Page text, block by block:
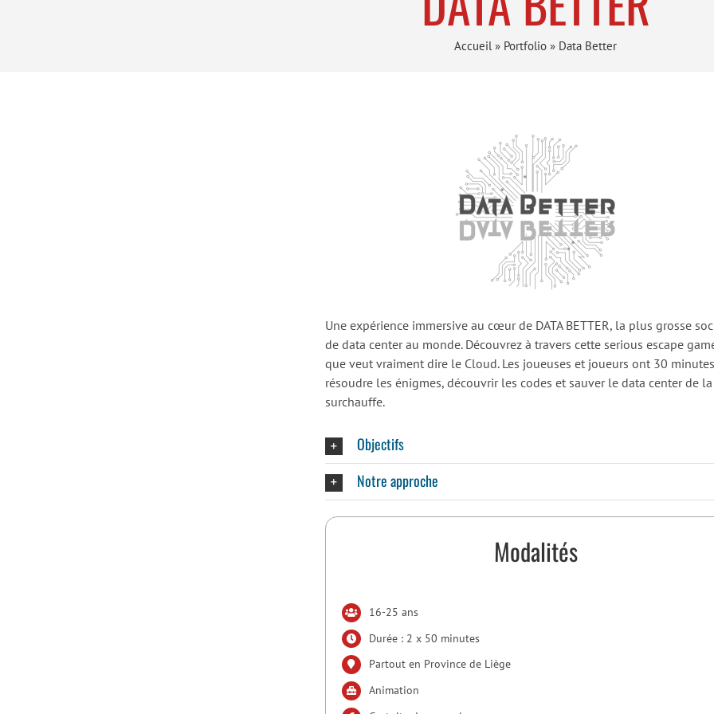
Accueil» Portfolio » Data Better
Une expérience immersive au cœur de DATA BETTER, la plus grosse
de data center au monde. Découvrez à travers cette serious escape
que veut vraiment dire le Cloud. Les joueuses et joueurs ont 30
résoudre les énigmes, découvrir les codes et sauver le data center de la
surchauffe.
Objectifs
Notre approche
Modalités
16-25 ans
Durée : 2 x 50 minutes
Partout en Province de Liège
Animation